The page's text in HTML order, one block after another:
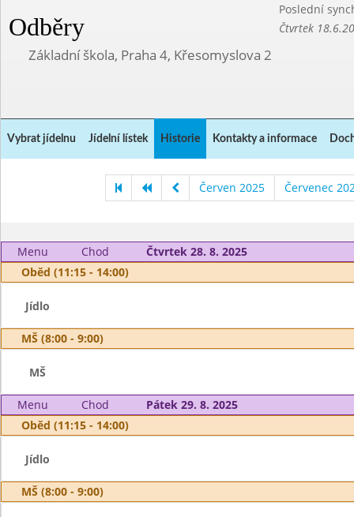
Odběry
Poslední
Čtvrtek
Základní škola, Praha 4, Křesomyslova 2
Vybrat jídelnu Jídelní lístek Historie Kontakty a informace
Červen 2025 Červenec
Menu Chod
Čtvrtek 28. 8. 2025
Oběd (11:15 - 14:00)
Jídlo
MŠ (8:00 - 9:00)
MŠ
Menu Chod
Pátek 29. 8. 2025
Oběd (11:15 - 14:00)
Jídlo
MŠ (8:00 - 9:00)